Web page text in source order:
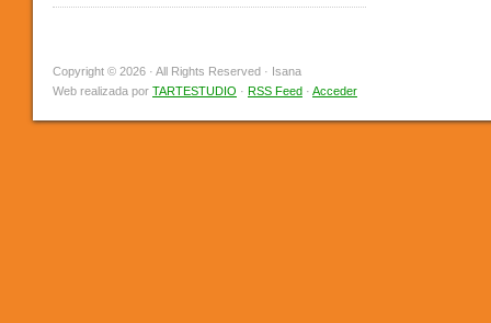
Copyright © 2026 · All Rights Reserved · Isana
Web realizada por TARTESTUDIO · RSS Feed · Acceder